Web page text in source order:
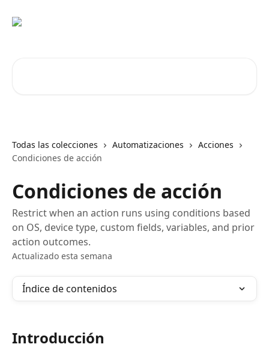
Todas las colecciones Automatizaciones
Acciones
Condiciones de acción
Condiciones de acción
Restrict when an action runs using conditions based
on OS, device type, custom fields, variables, and prior
action outcomes.
Actualizado esta semana
Índice de contenidos
Introducción